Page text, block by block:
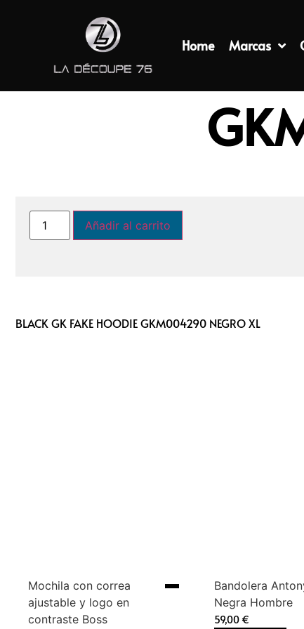
Home Marcas
Añadir al carrito
BLACK GK FAKE HOODIE GKM004290 NEGRO XL
Mochila con correa
ajustable y logo en
contraste Boss
Bandolera
Negra Hombre
59,00 €